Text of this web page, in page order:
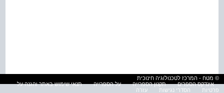
© מטח - המרכז לטכנולוגיה חינוכית
אינדקס הספרים
תקנון הספרייה על הספרייה
תנאי שימוש באתר והגנה על
פרטיות
הסדרי נגישות עזרה